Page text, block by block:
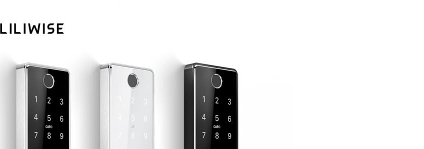
एक संदेश छोड़ें हम आपको जल्द ही कॉल करेंगे!